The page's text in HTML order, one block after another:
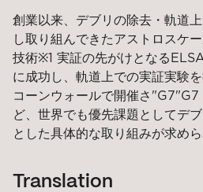
創業以来、デブリの除去・軌道
し取り組んできたアストロスケ
技術※1 実証の先がけとなる
に成功し 、 軌道上での実証実験
コーンウォールで開催さ"G7"G7
ど、 世界でも優先課題としてデ
とした具体的な取り組みが求め
Translation